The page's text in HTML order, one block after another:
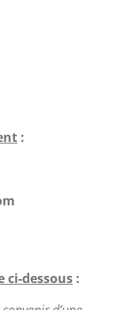
:
ci-dessous :